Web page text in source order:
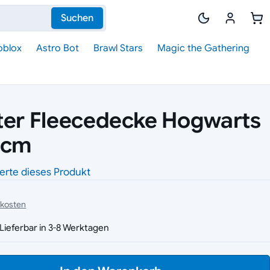
Suchen
Astro Bot Brawl Stars
Magic the Gathering
Fleecedecke Hogwarts
dieses Produkt
Lieferbar in 3-8 Werktagen